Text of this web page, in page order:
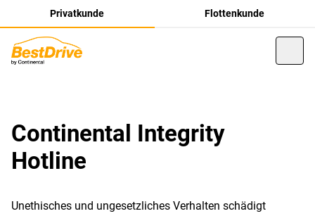
Privatkunde Flottenkunde
Continental Integrity
Hotline
Unethisches und ungesetzliches Verhalten schädigt